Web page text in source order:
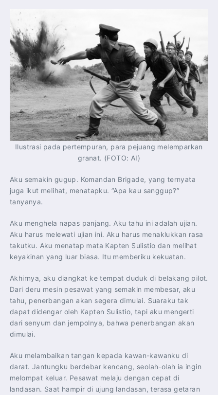
Ilustrasi pada pertempuran, para pejuang melemparkan
granat. (FOTO: AI)
Aku semakin gugup. Komandan Brigade, yang ternyata
juga ikut melihat, menatapku. “Apa kau sanggup?”
tanyanya.
Aku menghela napas panjang. Aku tahu ini adalah ujian.
Aku harus melewati ujian ini. Aku harus menaklukkan rasa
takutku. Aku menatap mata Kapten Sulistio dan melihat
keyakinan yang luar biasa. Itu memberiku kekuatan.
Akhirnya, aku diangkat ke tempat duduk di belakang pilot.
Dari deru mesin pesawat yang semakin membesar, aku
tahu, penerbangan akan segera dimulai. Suaraku tak
dapat didengar oleh Kapten Sulistio, tapi aku mengerti
dari senyum dan jempolnya, bahwa penerbangan akan
dimulai.
Aku melambaikan tangan kepada kawan-kawanku di
darat. Jantungku berdebar kencang, seolah-olah ia ingin
melompat keluar. Pesawat melaju dengan cepat di
landasan. Saat hampir di ujung landasan, terasa getaran